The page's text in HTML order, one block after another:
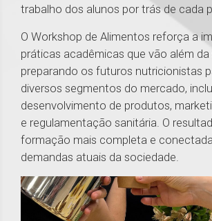
trabalho dos alunos por trás de cada
O Workshop de Alimentos reforça a
práticas acadêmicas que vão além da
preparando os futuros nutricionistas
diversos segmentos do mercado,
desenvolvimento de produtos,
e regulamentação sanitária. O
formação mais completa e
demandas atuais da sociedade.